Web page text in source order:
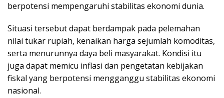
berpotensi mempengaruhi stabilitas ekonomi dunia.
Situasi tersebut dapat berdampak pada pelemahan
nilai tukar rupiah, kenaikan harga sejumlah komoditas,
serta menurunnya daya beli masyarakat. Kondisi itu
juga dapat memicu inflasi dan pengetatan kebijakan
fiskal yang berpotensi mengganggu stabilitas ekonomi
nasional.